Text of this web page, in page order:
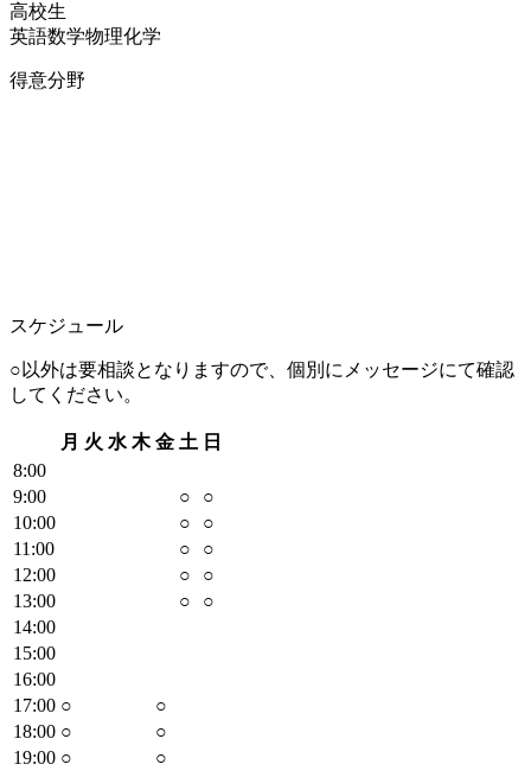
高校生
英語数学物理化学
得意分野
スケジュール
○以外は要相談となりますので、個別にメッセージにて確認
してください。
月 火 水 木 金 土 日
8:00
9:00 ○
○
10:00 ○
○
11 :00 ○
○
12:00 ○
○
13:00 ○
○
14:00
15:00
16:00
17:00 ○
○
18:00 ○
○
19:00 ○
○